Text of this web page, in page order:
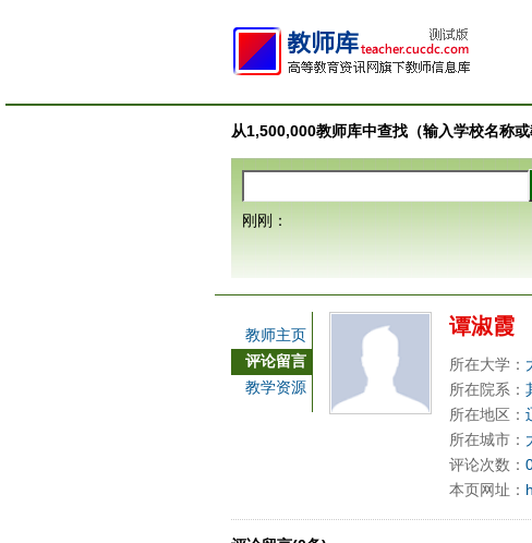
从1,500,000教师库中查找（输入学校名称或
刚刚：
教师主页
评论留言
教学资源
谭淑霞
所在大学：
所在院系：
所在地区：
所在城市：
评论次数：
本页网址：